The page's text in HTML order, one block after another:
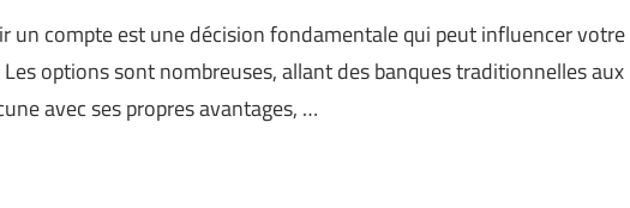
un compte est une décision fondamentale qui peut influencer votre
options sont nombreuses, allant des banques traditionnelles aux
avec ses propres avantages, …